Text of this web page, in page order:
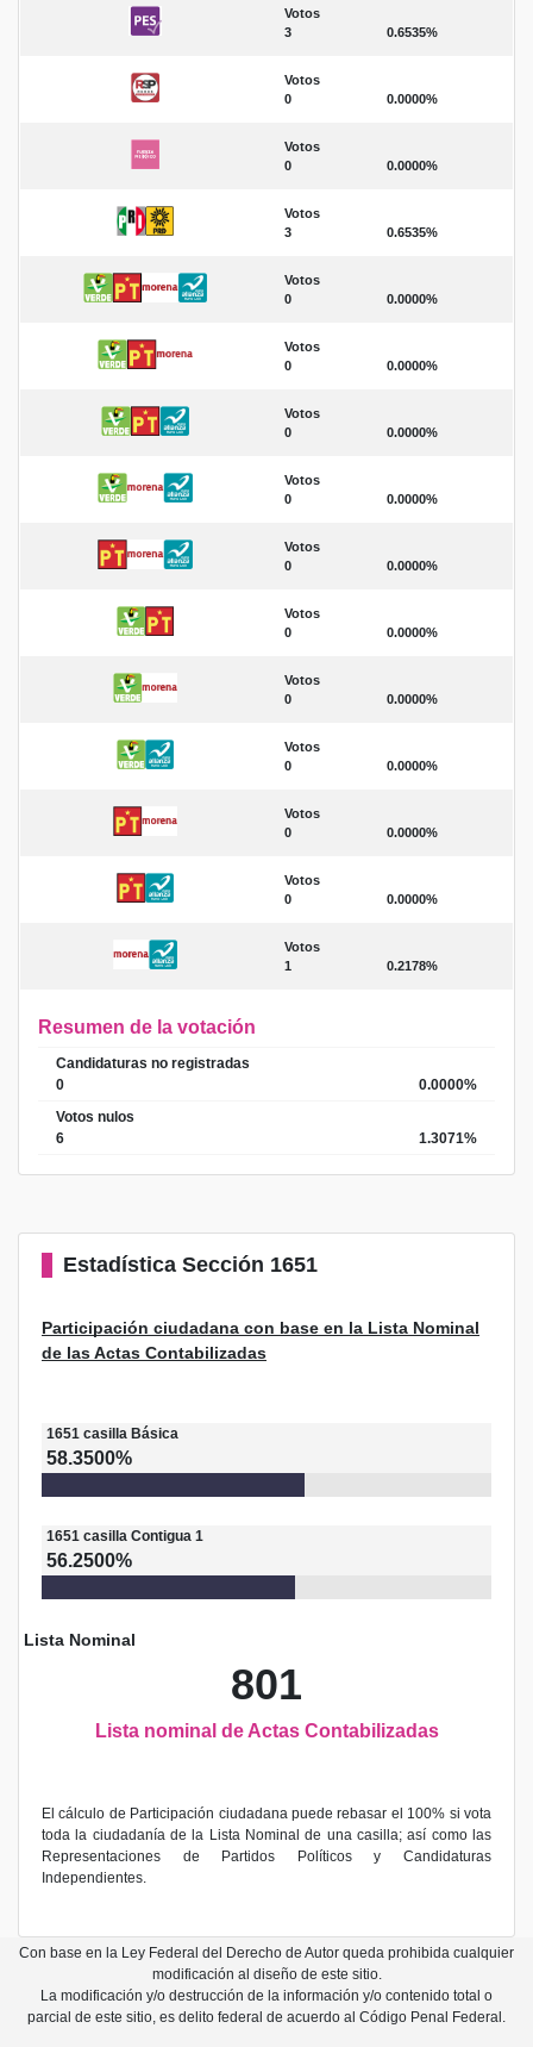
Votos
3
0.6535%
Votos
0
0.0000%
Votos
0
0.0000%
Votos
3
0.6535%
Votos
0
0.0000%
Votos
0
0.0000%
Votos
0
0.0000%
Votos
0
0.0000%
Votos
0
0.0000%
Votos
0
0.0000%
Votos
0
0.0000%
Votos
0
0.0000%
Votos
0
0.0000%
Votos
0
0.0000%
Votos
1
0.2178%
Resumen de la votación
Candidaturas no registradas
0
0.0000%
Votos nulos
6
1.3071%
Estadística Sección 1651
Participación ciudadana con base en la Lista Nominal
de las Actas Contabilizadas
1651 casilla Básica
58.3500%
1651 casilla Contigua 1
56.2500%
Lista Nominal
801
Lista nominal de Actas Contabilizadas
El cálculo de Participación ciudadana puede rebasar el 100% si vota
toda la ciudadanía de la Lista Nominal de una casilla; así como las
Representaciones de Partidos Políticos y Candidaturas
Independientes.
Con base en la Ley Federal del Derecho de Autor queda prohibida cualquier
modificación al diseño de este sitio.
La modificación y/o destrucción de la información y/o contenido total o
parcial de este sitio, es delito federal de acuerdo al Código Penal Federal.